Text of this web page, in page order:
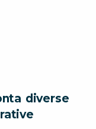
diverse